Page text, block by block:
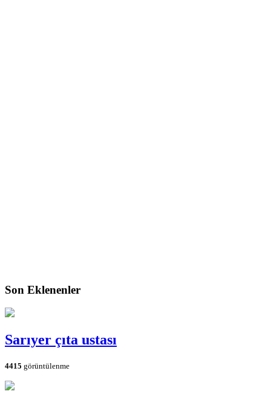
Son Eklenenler
Sarıyer çıta ustası
4415 görüntülenme